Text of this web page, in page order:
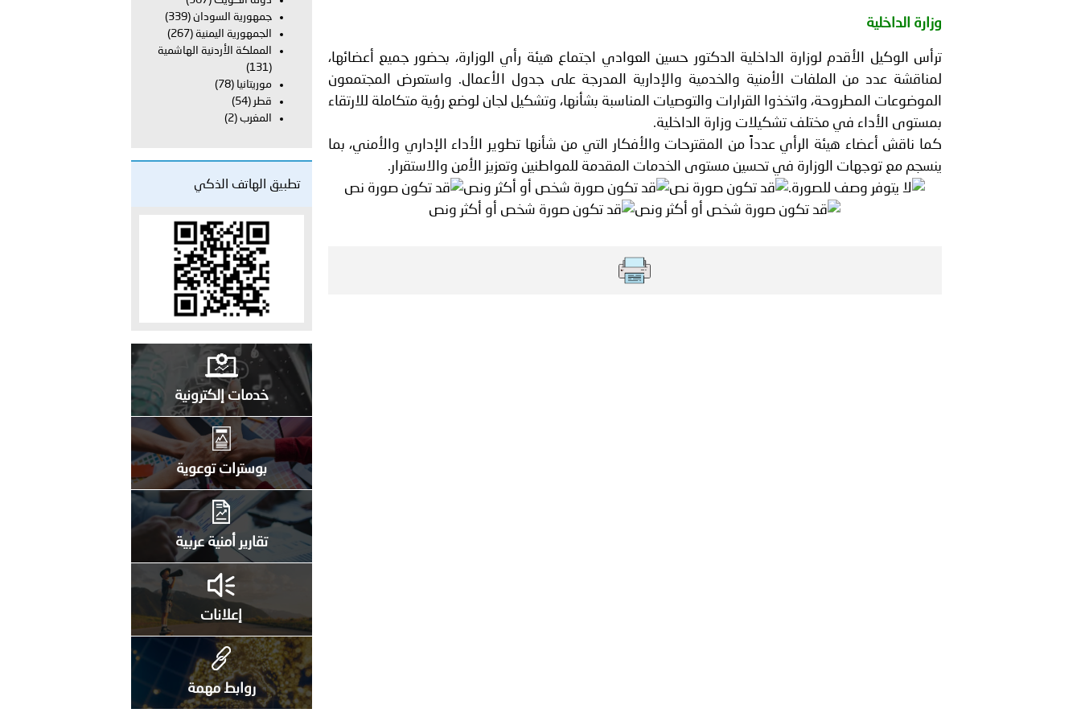
بيان صادر عن الأمانة العامة لمجلس وزراء الداخلية العرب بشأن الاعتداءات الإرهابية الحوثية على الأعيان المدنية في مدينة نـجران
وزارة الداخلية
ترأس الوكيل الأقدم لوزارة الداخلية الدكتور حسين العوادي اجتماع هيئة رأي الوزارة، بحضور جميع أعضائها،
لمناقشة عدد من الملفات الأمنية والخدمية والإدارية المدرجة على جدول الأعمال. واستعرض المجتمعون
الموضوعات المطروحة، واتخذوا القرارات والتوصيات المناسبة بشأنها، وتشكيل لجان لوضع رؤية متكاملة للارتقاء
بمستوى الأداء في مختلف تشكيلات وزارة الداخلية.
كما ناقش أعضاء هيئة الرأي عدداً من المقترحات والأفكار التي من شأنها تطوير الأداء الإداري والأمني، بما
ينسجم مع توجهات الوزارة في تحسين مستوى الخدمات المقدمة للمواطنين وتعزيز الأمن والاستقرار.
جمهورية السودان (339)
الجمهورية اليمنية (267)
المملكة الأردنية الهاشمية
(131)
موريتانيا (78)
قطر (54)
المغرب (2)
تطبيق الهاتف الذكي
خدمات إلكترونية
بوسترات توعوية
تقارير أمنية عربية
إعلانات
روابط مهمة